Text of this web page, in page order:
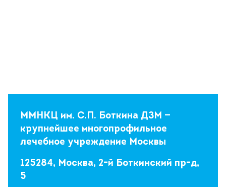
ММНКЦ им. С.П. Боткина ДЗМ —
крупнейшее многопрофильное
лечебное учреждение Москвы
125284, Москва, 2-й Боткинский пр-д,
5